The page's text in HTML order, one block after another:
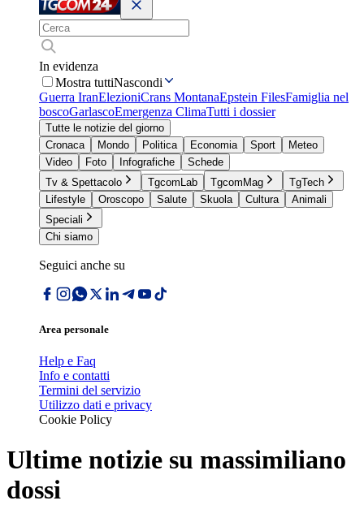
In evidenza
Mostra tuttiNascondi
Guerra IranElezioniCrans MontanaEpstein FilesFamiglia nel
boscoGarlascoEmergenza ClimaTutti i dossier
Tutte le notizie del giorno
Cronaca
Mondo Politica Economia Sport
Meteo
Video
Foto Infografiche
Schede
Tv & Spettacolo
TgcomLab TgcomMag
TgTech
Lifestyle
Oroscopo Salute Skuola Cultura
Animali
Speciali
Chi siamo
Seguici anche su
Area personale
Help e Faq
Info e contatti
Termini del servizio
Utilizzo dati e privacy
Cookie Policy
Ultime notizie su massimiliano
dossi